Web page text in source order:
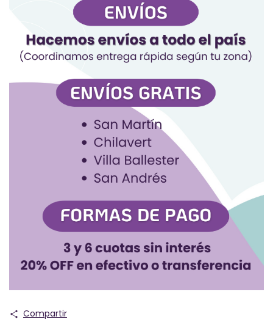
Compartir